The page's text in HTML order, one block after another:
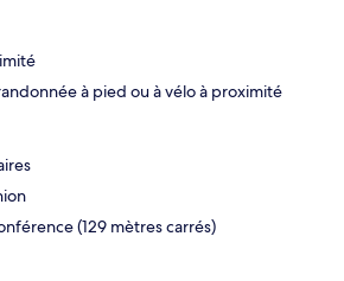
à pied ou à vélo à proximité
(129 mètres carrés)